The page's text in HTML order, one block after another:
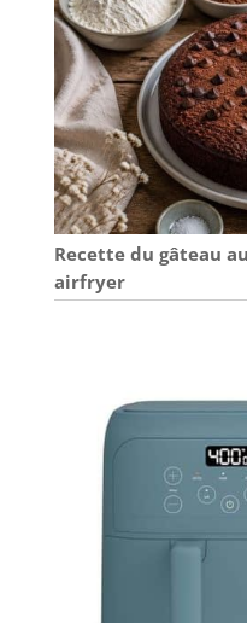
Recette du gâteau
airfryer